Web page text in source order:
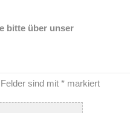
bitte über unser
sind mit* markiert